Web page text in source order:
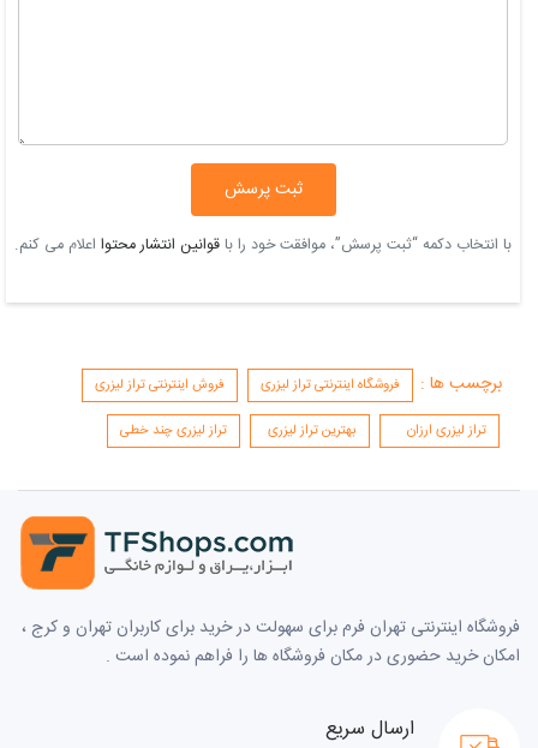
ثبت پرسش
با انتخاب دکمه “ثبت پرسش”، موافقت خود را باقوانین انتشار محتوا اعلام می کنم.
برچسب ها : فروشگاه اینترنتی تراز لیزری
فروش اینترنتی تراز لیزری
تراز لیزری ارزان
بهترین تراز لیزری تراز لیزری چند خطی
فروشگاه اینترنتی تهران فرم برای سهولت در خرید برای کاربران تهران و کرج ،
امکان خرید حضوری در مکان فروشگاه ها را فراهم نموده است .
ارسال سریع